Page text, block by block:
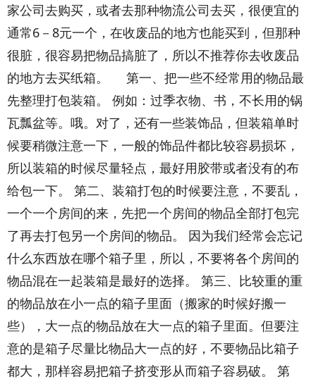
家公司去购买，或者去那种物流公司去买，很便宜的
通常6－8元一个，在收废品的地方也能买到，但那种
很脏，很容易把物品搞脏了，所以不推荐你去收废品
的地方去买纸箱。 第一、把一些不经常用的物品最
先整理打包装箱。 例如：过季衣物、书，不长用的锅
瓦瓢盆等。哦。对了，还有一些装饰品，但装箱单时
候要稍微注意一下，一般的饰品件都比较容易损坏，
所以装箱的时候尽量轻点，最好用胶带或者没有的布
给包一下。 第二、装箱打包的时候要注意，不要乱，
一个一个房间的来，先把一个房间的物品全部打包完
了再去打包另一个房间的物品。 因为我们经常会忘记
什么东西放在哪个箱子里，所以，不要将各个房间的
物品混在一起装箱是最好的选择。 第三、比较重的重
的物品放在小一点的箱子里面（搬家的时候好搬一
些），大一点的物品放在大一点的箱子里面。但要注
意的是箱子尽量比物品大一点的好，不要物品比箱子
都大，那样容易把箱子挤变形从而箱子容易破。 第